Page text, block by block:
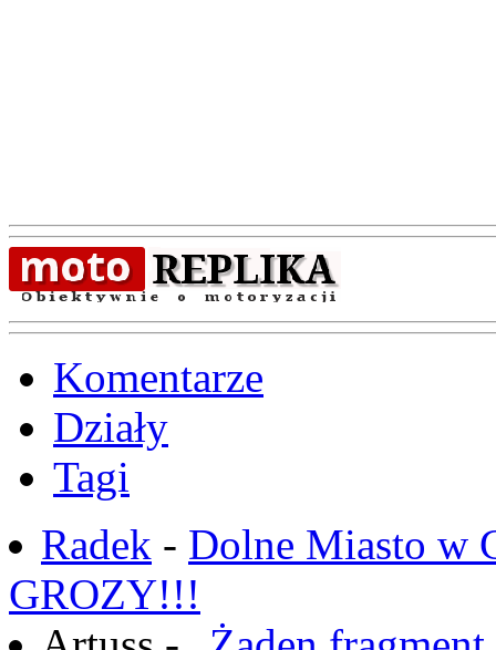
Komentarze
Działy
Tagi
Radek - Dolne Miasto w
GROZY!!!